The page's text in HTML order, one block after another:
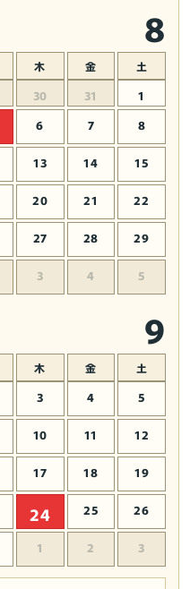
8
木 金 土
30 31
1
6 7 8
13 14 15
20 21 22
27 28 29
3 4 5
9
木 金 土
3 4 5
10 11 12
17 18 19
24 25 26
1 2 3